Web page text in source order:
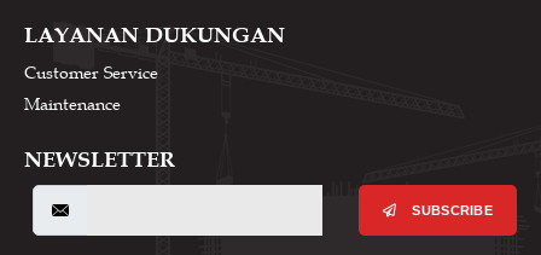
LAYANAN DUKUNGAN
Customer Service
Maintenance
NEWSLETTER
SUBSCRIBE